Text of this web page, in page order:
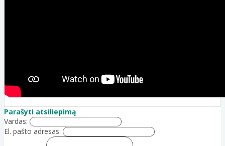
Parašyti atsiliepimą
Vardas:
El. pašto adresas: